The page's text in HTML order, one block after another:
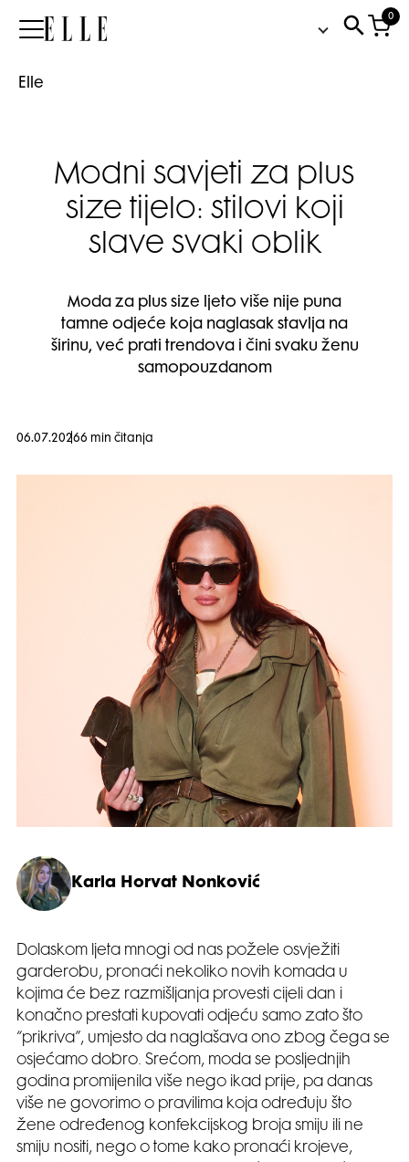
Elle
0
Elle
Modni savjeti za plus
size tijelo: stilovi koji
slave svaki oblik
Moda za plus size ljeto više nije puna
tamne odjeće koja naglasak stavlja na
širinu, već prati trendova i čini svaku ženu
samopouzdanom
06.07.20266 min čitanja
Karla Horvat Nonković
Dolaskom ljeta mnogi od nas požele osvježiti
garderobu, pronaći nekoliko novih komada u
kojima će bez razmišljanja provesti cijeli dan i
konačno prestati kupovati odjeću samo zato što
“prikriva”, umjesto da naglašava ono zbog čega se
osjećamo dobro. Srećom, moda se posljednjih
godina promijenila više nego ikad prije, pa danas
više ne govorimo o pravilima koja određuju što
žene određenog konfekcijskog broja smiju ili ne
smiju nositi, nego o tome kako pronaći krojeve,